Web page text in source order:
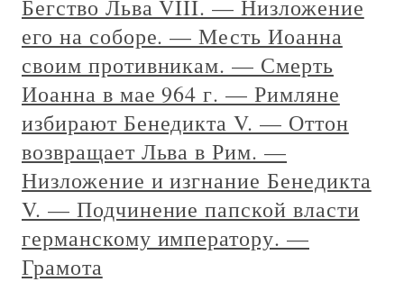
Бегство Льва VIII. — Низложение
его на соборе. — Месть Иоанна
своим противникам. — Смерть
Иоанна в мае 964 г. — Римляне
избирают Бенедикта V. — Оттон
возвращает Льва в Рим. —
Низложение и изгнание Бенедикта
V. — Подчинение папской власти
германскому императору. —
Грамота